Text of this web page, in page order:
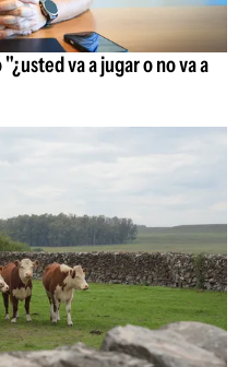
va a jugar o no va a